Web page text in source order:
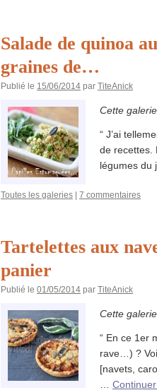
Salade de quinoa
graines de…
Publié le 15/06/2014 par TiteAnick
Cette
“ J’ai
de recettes.
légumes du
Toutes les galeries 7 commentaires
Tartelettes aux
panier
Publié le 01/05/2014 par TiteAnick
Cette
“ En ce 1er
rave…) ?
[navets,